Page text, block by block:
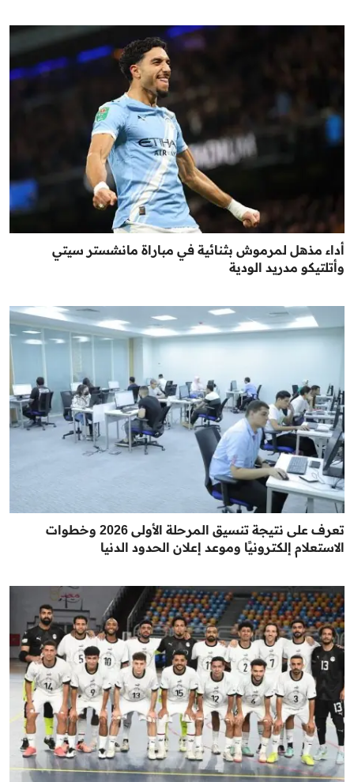
أداء مذهل لمرموش بثنائية في مباراة مانشستر سيتي
وأتلتيكو مدريد الودية
تعرف على نتيجة تنسيق المرحلة الأولى 2026 وخطوات
الاستعلام إلكترونيًا وموعد إعلان الحدود الدنيا